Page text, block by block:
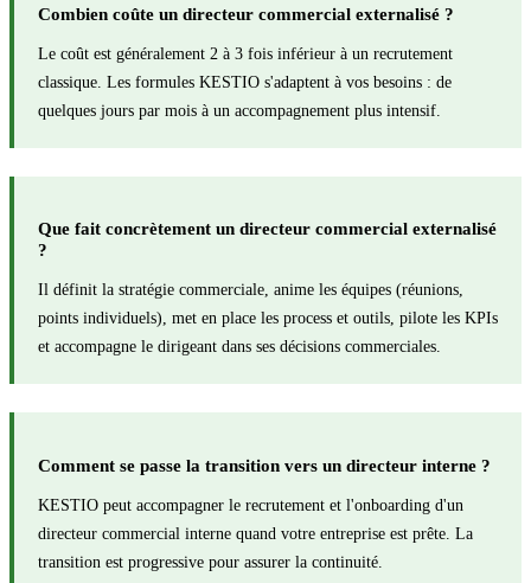
Combien coûte un directeur commercial externalisé ?
Le coût est généralement 2 à 3 fois inférieur à un recrutement
classique. Les formules KESTIO s'adaptent à vos besoins : de
quelques jours par mois à un accompagnement plus intensif.
Que fait concrètement un directeur commercial externalisé
?
Il définit la stratégie commerciale, anime les équipes (réunions,
points individuels), met en place les process et outils, pilote les KPIs
et accompagne le dirigeant dans ses décisions commerciales.
Comment se passe la transition vers un directeur interne ?
KESTIO peut accompagner le recrutement et l'onboarding d'un
directeur commercial interne quand votre entreprise est prête. La
transition est progressive pour assurer la continuité.